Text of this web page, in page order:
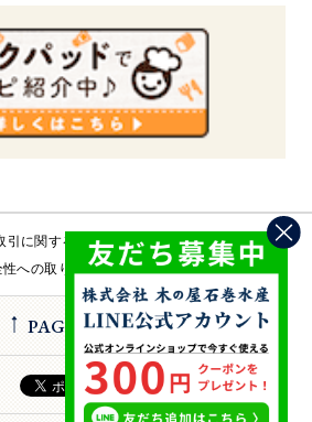
引に関する法律 会社概要
工場直売所
性への取り組み お問い合わせ
PAGE TOP